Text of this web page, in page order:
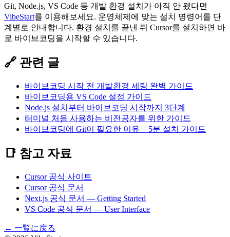
Git, Node.js, VS Code 등 개발 환경 설치가 아직 안 됐다면
VibeStart를 이용해보세요. 운영체제에 맞는 설치 명령어를 단
계별로 안내합니다. 환경 설치를 끝낸 뒤 Cursor를 설치하면 바
로 바이브코딩을 시작할 수 있습니다.
🔗 관련 글
바이브코딩 시작 전 개발환경 세팅 완벽 가이드
바이브코딩용 VS Code 설정 가이드
Node.js 설치부터 바이브코딩 시작까지 3단계
터미널 처음 사용하는 비전공자를 위한 가이드
바이브코딩에 Git이 필요한 이유 + 5분 설치 가이드
📑 참고 자료
Cursor 공식 사이트
Cursor 공식 문서
Next.js 공식 문서 — Getting Started
VS Code 공식 문서 — User Interface
← 一覧に戻る